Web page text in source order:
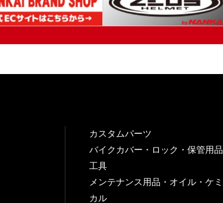
カスタムパーツ
バイクカバー・ロック・保管用品
工具
メンテナンス用品・オイル・ケミ
カル